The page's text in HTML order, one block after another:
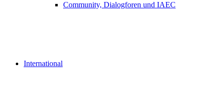
Community, Dialogforen und IAEC
International